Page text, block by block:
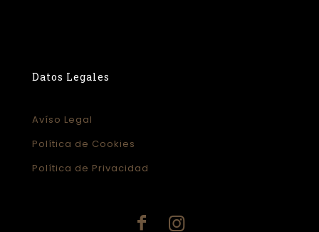
Datos Legales
Avíso Legal
Política de Cookies
Política de Privacidad